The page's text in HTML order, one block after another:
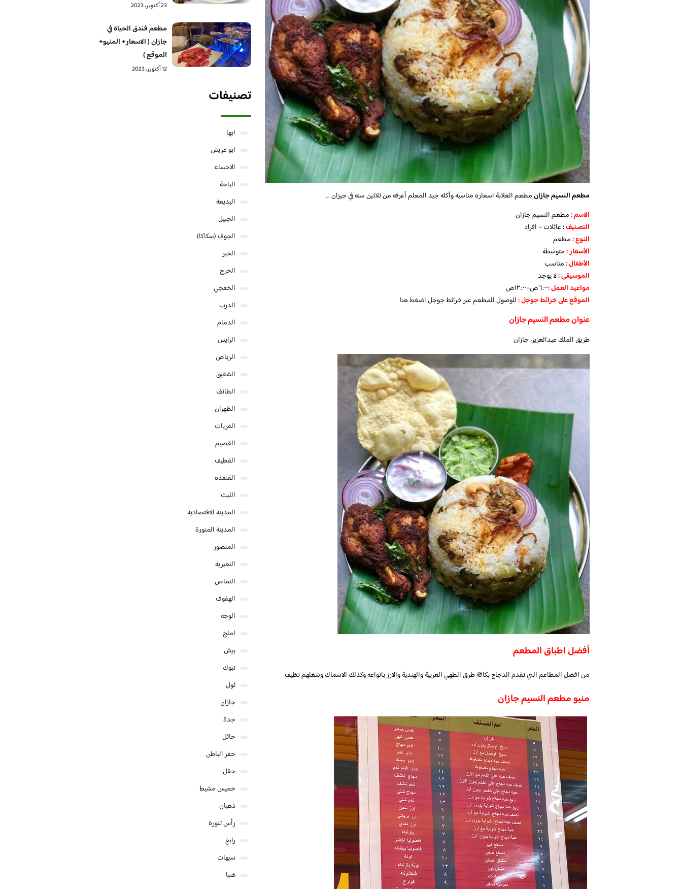
مطعم النسيم جازانمطعم الغلابة اسعاره مناسبة وآكله جيد المعلم أعرفه من ثلاثين سنه في جيزان …
الاسم :مطعم النسيم جازان
التصنيف:عائلات – افراد
النوع :مطعم
الأسعار:متوسطة
الأطفال:مناسب
الموسيقى :لا يوجد
مواعيد العمل :٦:٠٠ص–١٢:٠٠ص
الموقع على خرائط جوجل:للوصول للمطعم عبر خرائط جوجلاضغط هنا
عنوان مطعم النسيم جازان
طريق الملك عبدالعزيز، جازان
أفضل اطباق المطعم
من افضل المطاعم التي تقدم الدجاج بكافة طرق الطهي العربية والهندية والارز بانواعه وكذلك الاسماك وشغلهم نظيف
منيو مطعم النسيم جازان
23 أكتوبر، 2023
مطعم فندق الحياة في
جازان ( الاسعار+ المنيو+
الموقع )
12 أكتوبر، 2023
تصنيفات
ابها
ابو عريش
الاحساء
الباحة
البديعة
الجبيل
الجوف (سكاكا)
الخبر
الخرج
الخفجي
الدرب
الدمام
الرايس
الرياض
الشقيق
الطائف
الظهران
القريات
القصيم
القطيف
القنفذه
الليث
المدينة الاقتصادية
المدينة المنورة
المنصور
النعيرية
النماص
الهفوف
الوجه
املج
بيش
تبوك
ثول
جازان
جدة
حائل
حفر الباطن
حقل
خميس مشيط
ذهبان
رأس تنورة
رابغ
سيهات
ضبا